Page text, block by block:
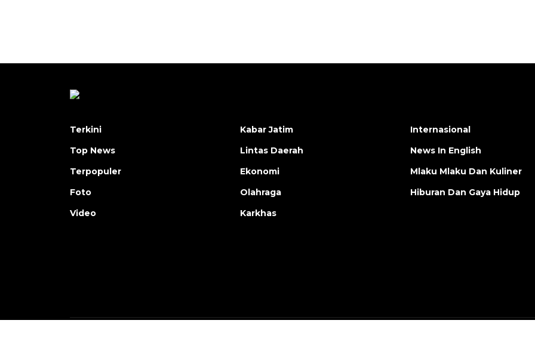
Terkini
Top News
Terpopuler
Foto
Video
Kabar Jatim
Lintas Daerah
Ekonomi
Olahraga
Karkhas
Internasional
News In English
Mlaku Mlaku Dan Kuliner
Hiburan Dan Gaya Hidup